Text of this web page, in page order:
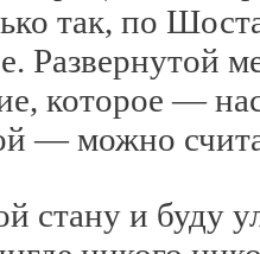
так, по
Развернутой
которое —
— можно
и буду